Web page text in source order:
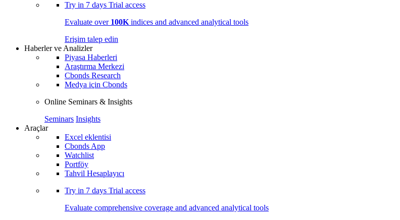
Try in 7 days Trial access
Evaluate over 100K indices and advanced analytical tools
Erişim talep edin
Haberler ve Analizler
Piyasa Haberleri
Araştırma Merkezi
Cbonds Research
Medya için Cbonds
Online Seminars & Insights
Seminars Insights
Araçlar
Excel eklentisi
Cbonds App
Watchlist
Portföy
Tahvil Hesaplayıcı
Try in 7 days Trial access
Evaluate comprehensive coverage and advanced analytical tools